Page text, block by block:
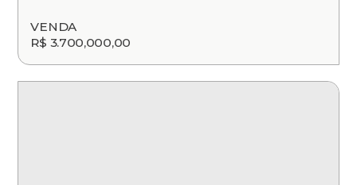
VENDA
R$ 3.700,000,00